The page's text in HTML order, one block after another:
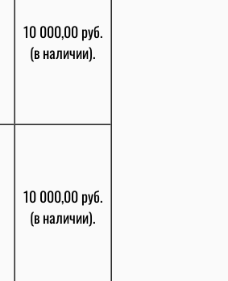
10 000,00 руб.
(в наличии).
10 000,00 руб.
(в наличии).